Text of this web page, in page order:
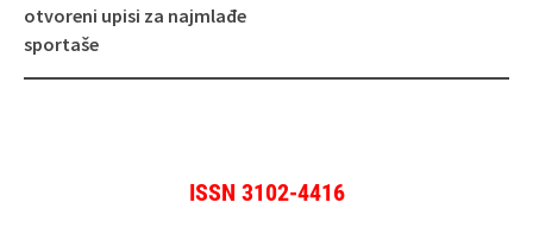
otvoreni upisi za najmlađe
sportaše
ISSN 3102-4416